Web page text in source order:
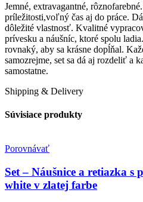
Jemné, extravagantné,
príležitosti,voľný čas aj do práce.
dôležité vlastnosť. Kvalitné
prívesku a náušníc, ktoré spolu
rovnaký, aby sa krásne dopĺňal.
samozrejme, set sa dá aj rozdeliť a
samostatne.
Shipping & Delivery
Súvisiace produkty
Porovnávať
Set – Náušnice a retiazka s
white v zlatej farbe